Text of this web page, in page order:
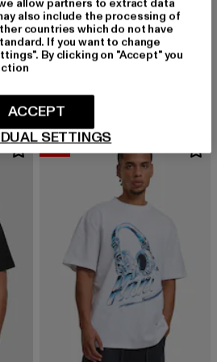
KM-TE011-090-19 Small Signature Essential Tee
29,99 EUR
KARL KANI
Signature
-45%
also include the processing of
countries which do not have
If you want to change
By clicking on "Accept" you
SETTINGS
ACCEPT